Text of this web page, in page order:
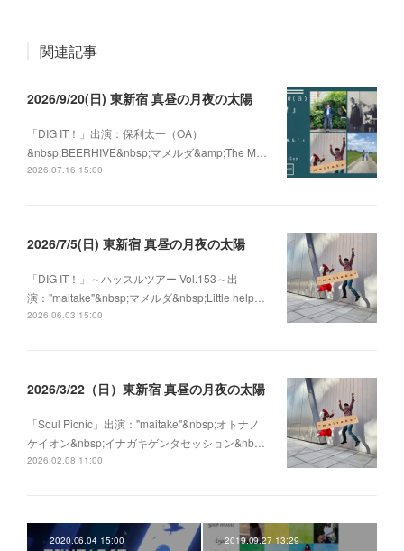
関連記事
2026/9/20(日) 東新宿 真昼の月夜の太陽
「DIG IT！」出演：保利太一（OA）
&nbsp;BEERHIVE&nbsp;マメルダ&amp;The M…
2026.07.16 15:00
2026/7/5(日) 東新宿 真昼の月夜の太陽
「DIG IT！」～ハッスルツアー Vol.153～出
演："maitake"&nbsp;マメルダ&nbsp;Little help…
2026.06.03 15:00
2026/3/22（日）東新宿 真昼の月夜の太陽
「Soul Picnic」出演："maitake"&nbsp;オトナノ
ケイオン&nbsp;イナガキゲンタセッション&nb…
2026.02.08 11:00
2020.06.04 15:00 2019.09.27 13:29